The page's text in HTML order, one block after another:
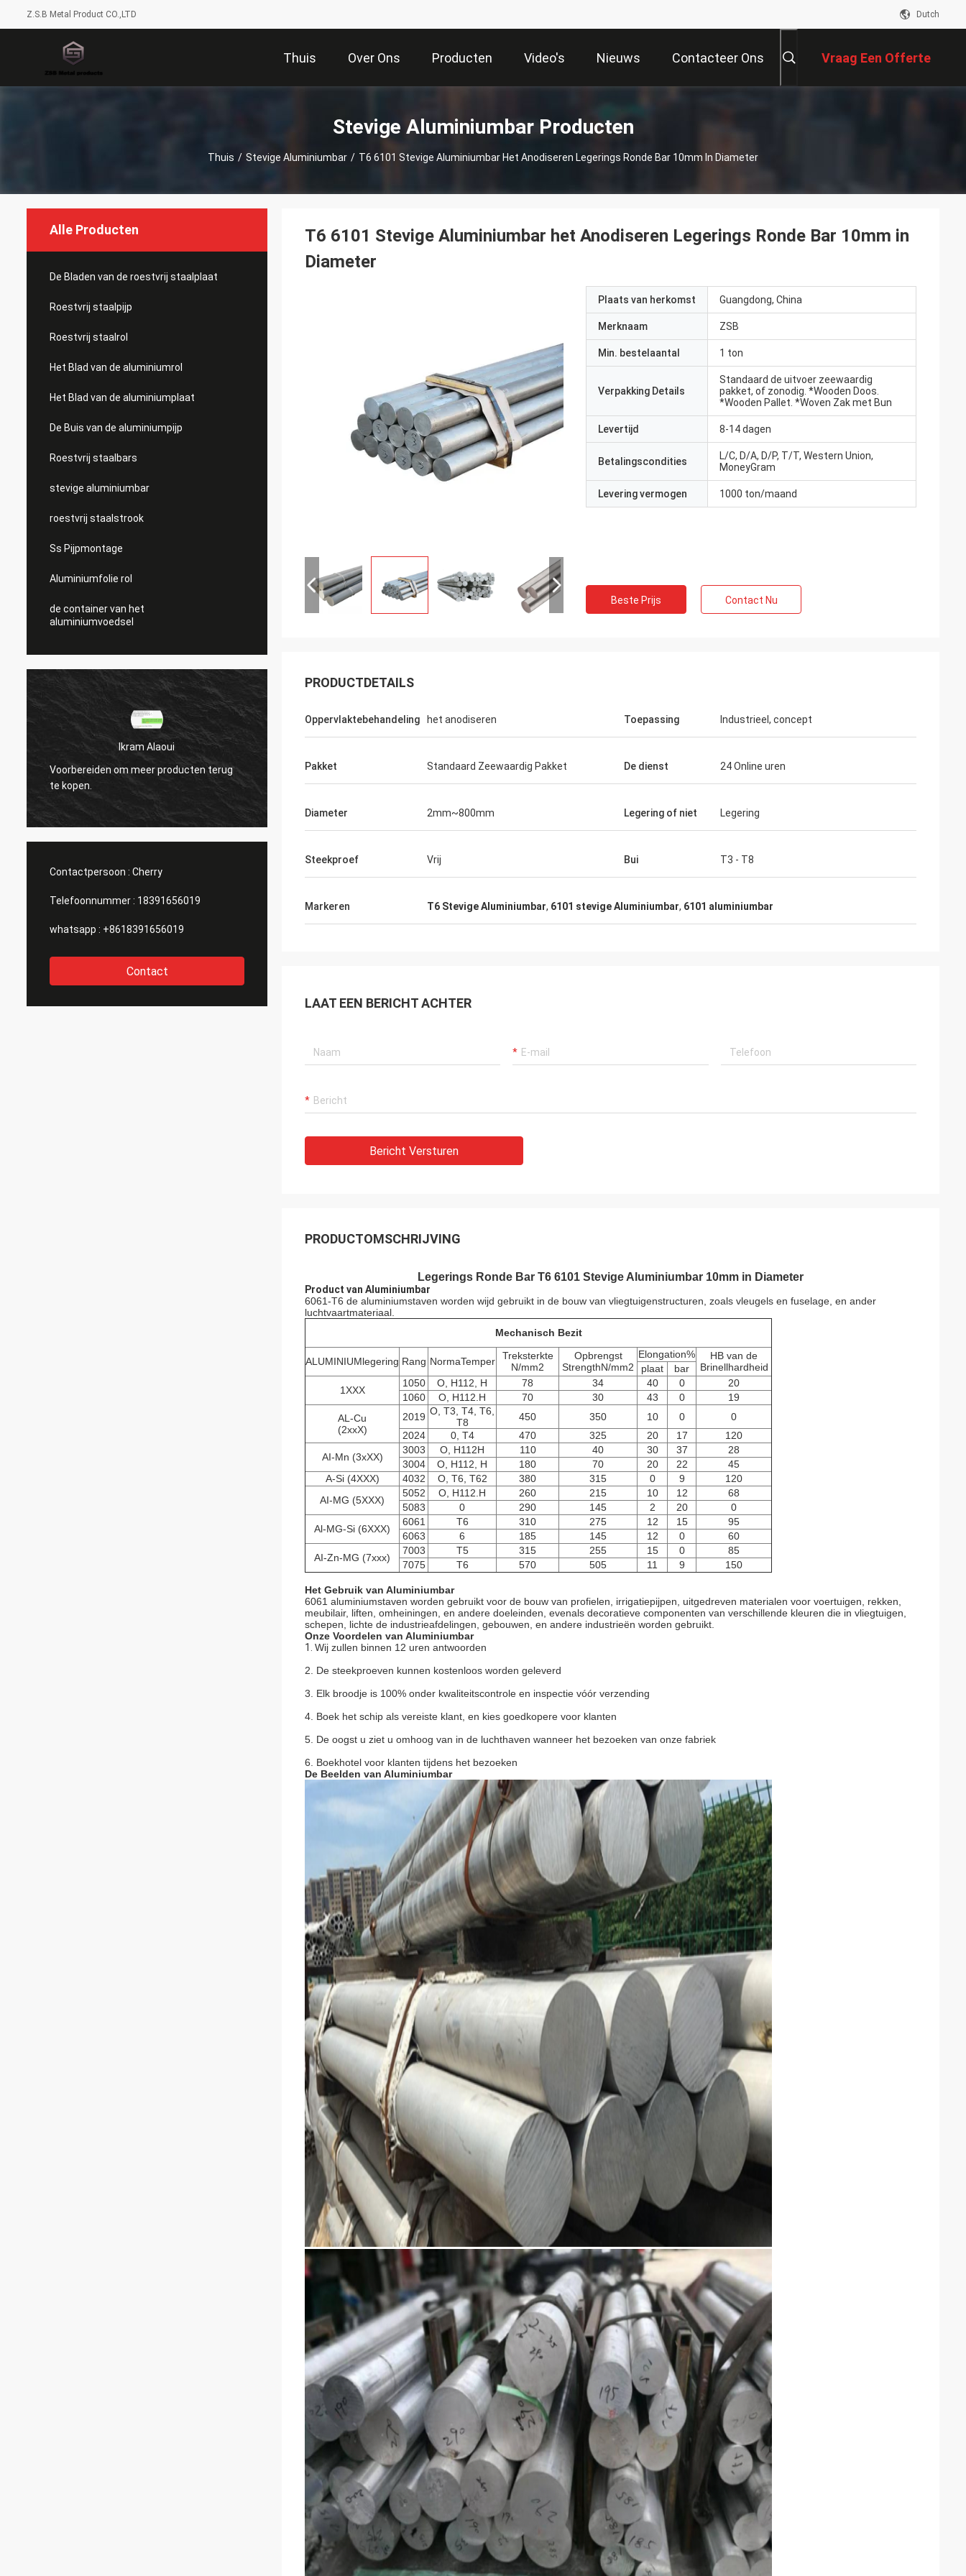
Z.S.B Metal Product CO.,LTD Dutch
Thuis Over Ons Producten Video's Nieuws Contacteer Ons Vraag Een Offerte
Stevige Aluminiumbar Producten
Thuis / Stevige Aluminiumbar / T6 6101 Stevige Aluminiumbar Het Anodiseren Legerings Ronde Bar 10mm In Diameter
Alle Producten
De Bladen van de roestvrij staalplaat
Roestvrij staalpijp
Roestvrij staalrol
Het Blad van de aluminiumrol
Het Blad van de aluminiumplaat
De Buis van de aluminiumpijp
Roestvrij staalbars
stevige aluminiumbar
roestvrij staalstrook
Ss Pijpmontage
Aluminiumfolie rol
de container van het
aluminiumvoedsel
Ikram Alaoui
om meer producten terug
Voorbereiden om meer producten terug
te kopen.
Contactpersoon : Cherry
Telefoonnummer : 18391656019
whatsapp : +8618391656019
Contact
T6 6101 Stevige Aluminiumbar het Anodiseren Legerings Ronde Bar 10mm in
Diameter
Plaats van herkomst Guangdong, China
Merknaam ZSB
Min. bestelaantal 1 ton
Verpakking Details
Standaard de uitvoer zeewaardig
pakket, of zonodig. *Wooden Doos.
*Wooden Pallet. *Woven Zak met Bun
Levertijd 8-14 dagen
Betalingscondities
L/C, D/A, D/P, T/T, Western Union,
MoneyGram
Levering vermogen 1000 ton/maand
Beste Prijs Contact Nu
PRODUCTDETAILS
Oppervlaktebehandeling het anodiseren Toepassing Industrieel, concept
Pakket Standaard Zeewaardig Pakket De dienst 24 Online uren
Diameter 2mm~800mm Legering of niet Legering
Steekproef Vrij Bui T3 - T8
Markeren T6 Stevige Aluminiumbar, 6101 stevige Aluminiumbar, 6101 aluminiumbar
LAAT EEN BERICHT ACHTER
Bericht Versturen
PRODUCTOMSCHRIJVING
Legerings Ronde Bar T6 6101 Stevige Aluminiumbar 10mm in Diameter
Product van Aluminiumbar
6061-T6 de aluminiumstaven worden wijd gebruikt in de bouw van vliegtuigenstructuren, zoals vleugels en fuselage, en ander
luchtvaartmateriaal.
Mechanisch Bezit
ALUMINIUMlegering Rang NormaTemper
Treksterkte
N/mm2
Opbrengst
StrengthN/mm2
Elongation%
HB van de
Brinellhardheid
plaat
bar
1XXX
1050 O, H112, H 78 34 40 0
20
1060
O, H112.H 70 30 43 0
19
AL-Cu
(2xxX)
2019 O, T3, T4, T6,
T8
450 350 10 0
0
2024
0, T4 470 325 20 17
120
AI-Mn (3xXX)
3003 O, H112H 110 40 30 37
28
3004
O, H112, H 180 70 20 22
45
A-Si (4XXX)
4032 O, T6, T62 380 315 0 9
120
AI-MG (5XXX)
5052 O, H112.H 260 215 10 12
68
5083
0 290 145 2 20
0
Al-MG-Si (6XXX)
6061 T6 310 275 12 15
95
6063
6 185 145 12 0
60
AI-Zn-MG (7xxx)
7003 T5 315 255 15 0
85
7075
T6 570 505 11 9 150
Het Gebruik van Aluminiumbar
6061 aluminiumstaven worden gebruikt voor de bouw van profielen, irrigatiepijpen, uitgedreven materialen voor voertuigen, rekken,
meubilair, liften, omheiningen, en andere doeleinden, evenals decoratieve componenten van verschillende kleuren die in vliegtuigen,
schepen, lichte de industrieafdelingen, gebouwen, en andere industrieën worden gebruikt.
Onze Voordelen van Aluminiumbar
1. Wij zullen binnen 12 uren antwoorden
2. De steekproeven kunnen kostenloos worden geleverd
3. Elk broodje is 100% onder kwaliteitscontrole en inspectie vóór verzending
4. Boek het schip als vereiste klant, en kies goedkopere voor klanten
5. De oogst u ziet u omhoog van in de luchthaven wanneer het bezoeken van onze fabriek
6. Boekhotel voor klanten tijdens het bezoeken
De Beelden van Aluminiumbar